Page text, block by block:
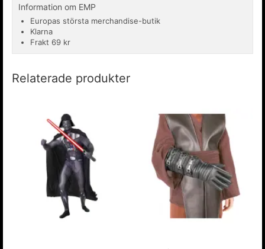
Information om EMP
Europas största merchandise-butik
Klarna
Frakt 69 kr
Relaterade produkter